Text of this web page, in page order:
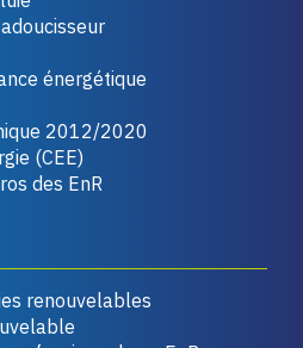
énergétique
2012/2020
(CEE)
des EnR
renouvelables